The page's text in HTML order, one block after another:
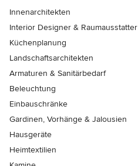
Innenarchitekten
Interior Designer & Raumausstatter
Küchenplanung
Landschaftsarchitekten
Armaturen & Sanitärbedarf
Beleuchtung
Einbauschränke
Gardinen, Vorhänge & Jalousien
Hausgeräte
Heimtextilien